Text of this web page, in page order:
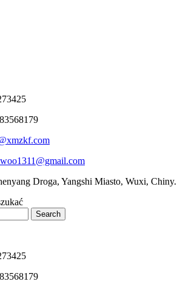
Droga, Yangshi Miasto, Wuxi, Chiny.